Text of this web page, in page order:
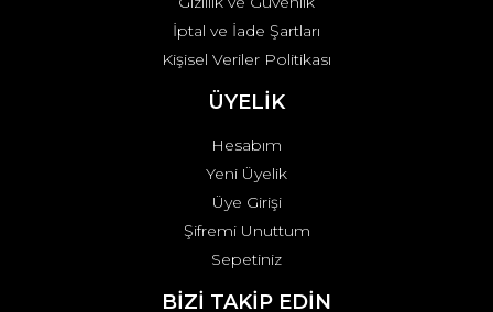
İptal ve İade Şartları
Kişisel Veriler Politikası
ÜYELİK
Hesabım
Yeni Üyelik
Üye Girişi
Şifremi Unuttum
Sepetiniz
BİZİ TAKİP EDİN